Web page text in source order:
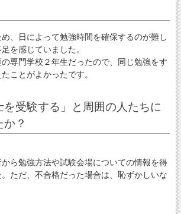
、日によって勉強時間を確保するのが難し
を感じていました。
専門学校２年生だったので、同じ勉強をす
ことがよかったです。
を受験する」と周囲の人たちに
？
ら勉強方法や試験会場についての情報を得
ただ、不合格だった場合は、恥ずかしいな